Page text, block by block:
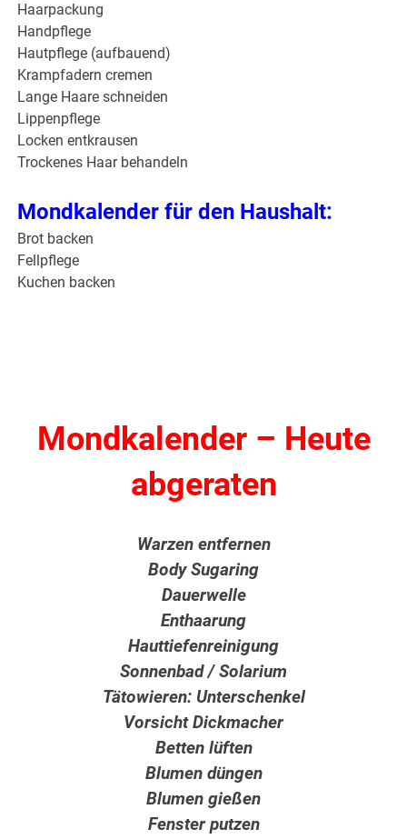
Haarpackung
Handpflege
Hautpflege (aufbauend)
Krampfadern cremen
Lange Haare schneiden
Lippenpflege
Locken entkrausen
Trockenes Haar behandeln
Mondkalender für den Haushalt:
Brot backen
Fellpflege
Kuchen backen
Mondkalender – Heute
abgeraten
Warzen entfernen
Body Sugaring
Dauerwelle
Enthaarung
Hauttiefenreinigung
Sonnenbad / Solarium
Tätowieren: Unterschenkel
Vorsicht Dickmacher
Betten lüften
Blumen düngen
Blumen gießen
Fenster putzen